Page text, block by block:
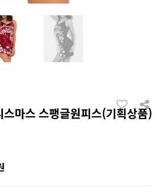
마스 스팽글원피스(기획상품)